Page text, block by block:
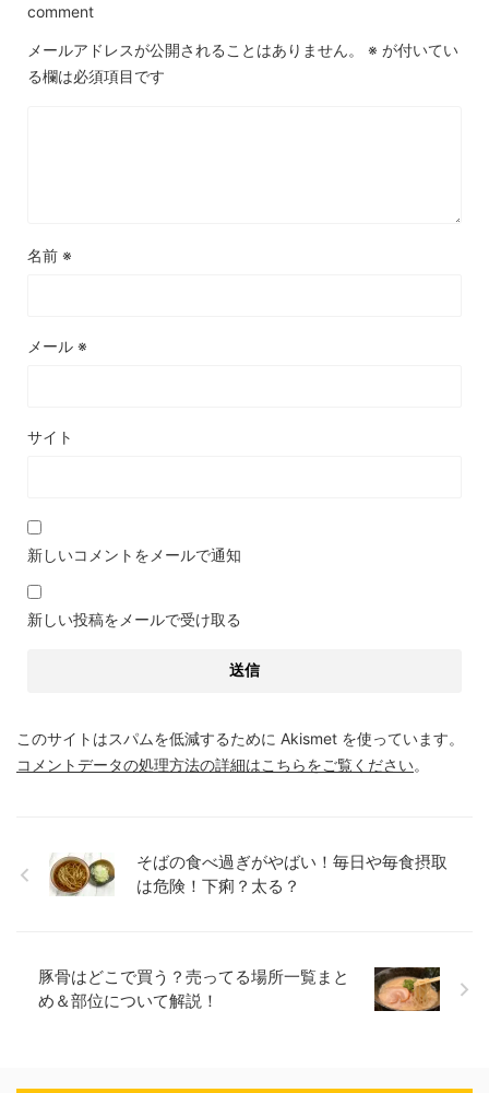
comment
メールアドレスが公開されることはありません。 ※ が付いてい
る欄は必須項目です
名前 ※
メール ※
サイト
新しいコメントをメールで通知
新しい投稿をメールで受け取る
このサイトはスパムを低減するために Akismet を使っています。
コメントデータの処理方法の詳細はこちらをご覧ください。
そばの食べ過ぎがやばい！毎日や毎食摂取
は危険！下痢？太る？
豚骨はどこで買う？売ってる場所一覧まと
め＆部位について解説！